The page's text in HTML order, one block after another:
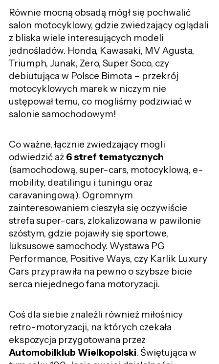
Równie mocną obsadą mógł się pochwalić
salon motocyklowy, gdzie zwiedzający oglądali
z bliska wiele interesujących modeli
jednośladów. Honda, Kawasaki, MV Agusta,
Triumph, Junak, Zero, Super Soco, czy
debiutująca w Polsce Bimota – przekrój
motocyklowych marek w niczym nie
ustępował temu, co mogliśmy podziwiać w
salonie samochodowym!
Co ważne, łącznie zwiedzający mogli
odwiedzić aż 6 stref tematycznych
(samochodową, super-cars, motocyklową, e-
mobility, deatilingu i tuningu oraz
caravaningową). Ogromnym
zainteresowaniem cieszyła się oczywiście
strefa super-cars, zlokalizowana w pawilonie
szóstym, gdzie pojawiły się sportowe,
luksusowe samochody. Wystawa PG
Performance, Positive Ways, czy Karlik Luxury
Cars przyprawiła na pewno o szybsze bicie
serca niejednego fana motoryzacji.
Coś dla siebie znaleźli również miłośnicy
retro-motoryzacji, na których czekała
ekspozycja przygotowana przez
Automobilklub Wielkopolski. Świętująca w